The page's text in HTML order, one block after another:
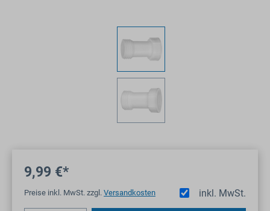
9,99 €*
inkl. MwSt.
Preise inkl. MwSt. zzgl. Versandkosten